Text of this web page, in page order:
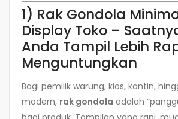
1) Rak Gondola
Display Toko –
Anda Tampil Lebih
Menguntungkan
Bagi pemilik warung, kios, kantin,
modern, rak gondola adalah